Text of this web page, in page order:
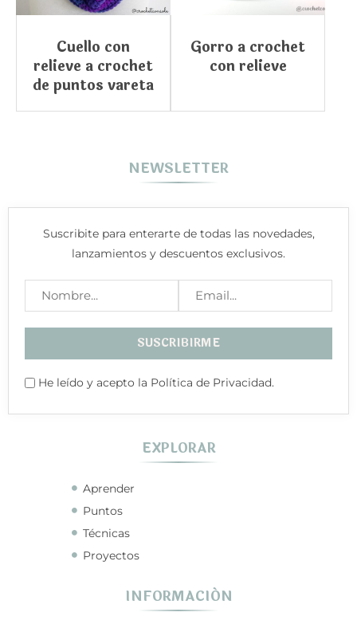
Cuello con
relieve a crochet
de puntos vareta
Gorro a crochet
con relieve
NEWSLETTER
Suscribite para enterarte de todas las novedades,
lanzamientos y descuentos exclusivos.
He leído y acepto la Política de Privacidad.
EXPLORAR
Aprender
Puntos
Técnicas
Proyectos
INFORMACIÓN